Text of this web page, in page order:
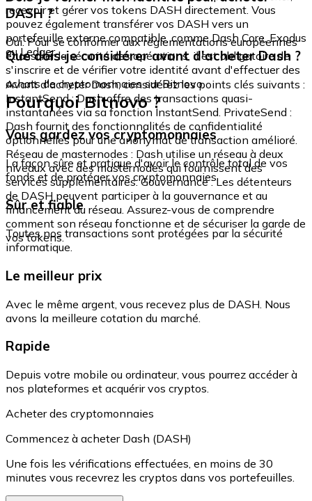
recevoir et gérer vos tokens DASH directement. Vous
pouvez également transférer vos DASH vers un
portefeuille externe compatible, comme Dash Core, Exodus
ou Ledger.
DASH ?
Oui. Pour se conformer aux réglementations européennes
et assurer la sécurité des opérations, il est obligatoire de
s'inscrire et de vérifier votre identité avant d'effectuer des
achats de cryptomonnaies sur Bitnovo.
Que dois-je considérer avant d'acheter Dash ?
Avant d'acheter Dash, considérez les points clés suivants :
InstantSend : Dash offre des transactions quasi-
instantanées via sa fonction InstantSend. PrivateSend :
Dash fournit des fonctionnalités de confidentialité
optionnelles pour une anonymat de transaction amélioré.
Réseau de masternodes : Dash utilise un réseau à deux
niveaux avec des masternodes qui fournissent des
services supplémentaires. Gouvernance : Les détenteurs
de DASH peuvent participer à la gouvernance et au
financement du réseau. Assurez-vous de comprendre
comment son réseau fonctionne et de sécuriser la garde de
vos tokens.
Pourquoi Bitnovo ?
Vous gardez vos cryptomonnaies
La façon sûre et pratique d'avoir le contrôle total de vos
fonds et de protéger vos cryptomonnaies.
Sûr et fiable
Toutes nos transactions sont protégées par la sécurité
informatique.
Le meilleur prix
Avec le même argent, vous recevez plus de DASH. Nous
avons la meilleure cotation du marché.
Rapide
Depuis votre mobile ou ordinateur, vous pourrez accéder à
nos plateformes et acquérir vos cryptos.
Acheter des cryptomonnaies
Commencez à acheter Dash (DASH)
Une fois les vérifications effectuées, en moins de 30
minutes vous recevrez les cryptos dans vos portefeuilles.